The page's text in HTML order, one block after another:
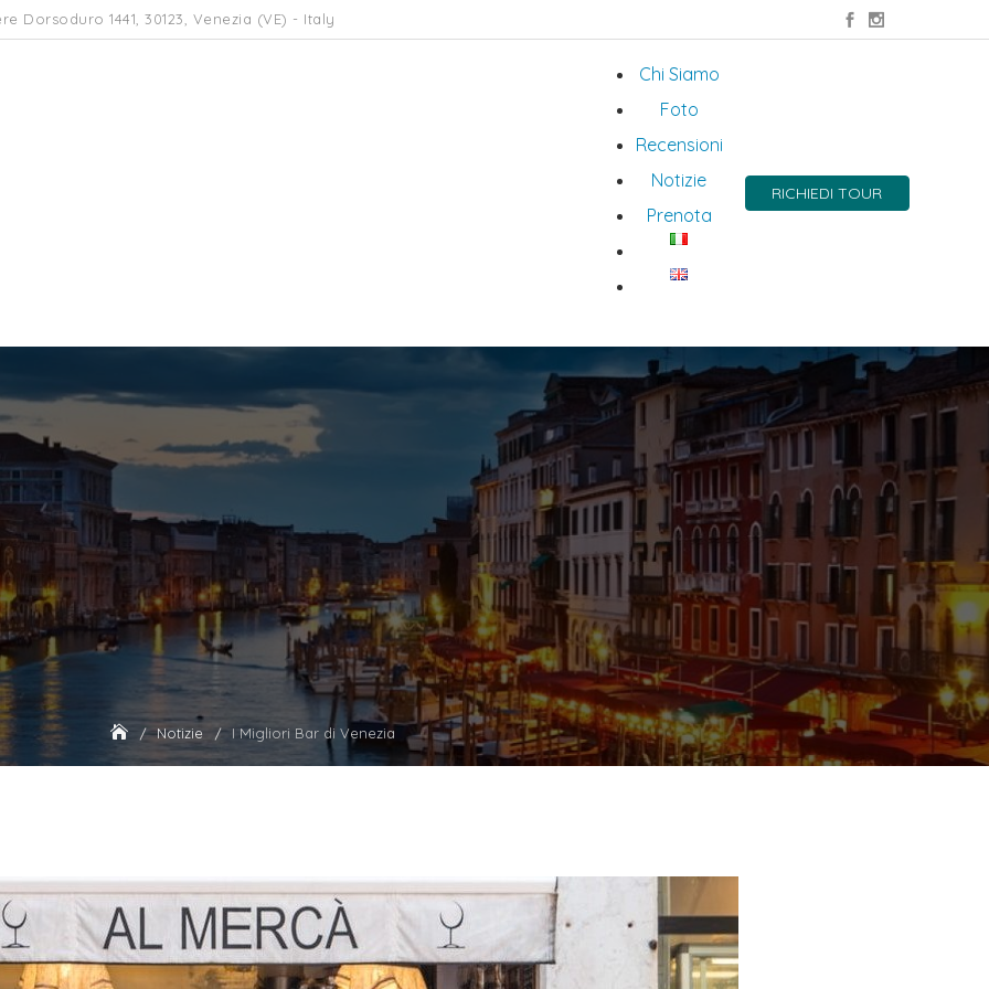
Dorsoduro 1441, 30123, Venezia (VE) - Italy
Chi Siamo
Foto
Recensioni
Notizie
Prenota
RICHIEDI TOUR
Notizie I Migliori Bar di Venezia